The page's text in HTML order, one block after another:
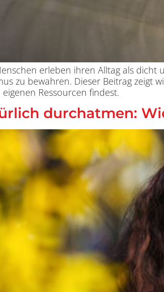
erleben ihren Alltag als
zu bewahren. Dieser Beitrag zeigt
Ressourcen findest.
durchatmen: